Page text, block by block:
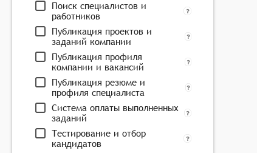
Поиск специалистов и
работников
Публикация проектов и
заданий компании
Публикация профиля
компании и вакансий
Публикация резюме и
профиля специалиста
Система оплаты выполненных
заданий
Тестирование и отбор
кандидатов